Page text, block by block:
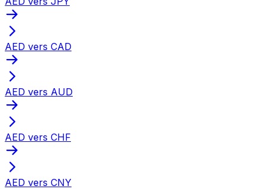
AED vers CAD
AED vers AUD
AED vers CHF
AED vers CNY